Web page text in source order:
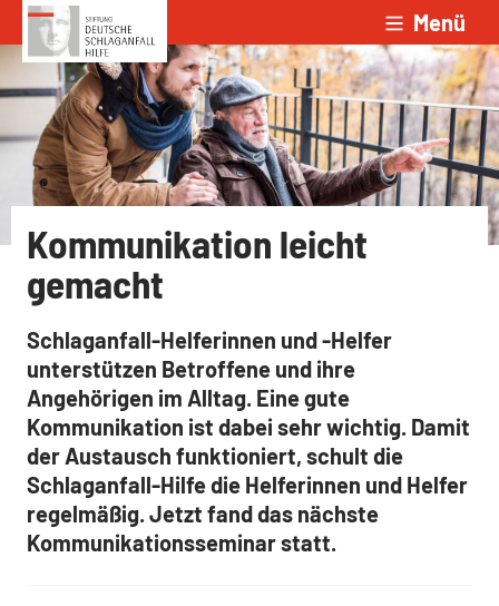
Zum Inhalt springen Menü
Kommunikation leicht
gemacht
Schlaganfall-Helferinnen und -Helfer
unterstützen Betroffene und ihre
Angehörigen im Alltag. Eine gute
Kommunikation ist dabei sehr wichtig. Damit
der Austausch funktioniert, schult die
Schlaganfall-Hilfe die Helferinnen und Helfer
regelmäßig. Jetzt fand das nächste
Kommunikationsseminar statt.